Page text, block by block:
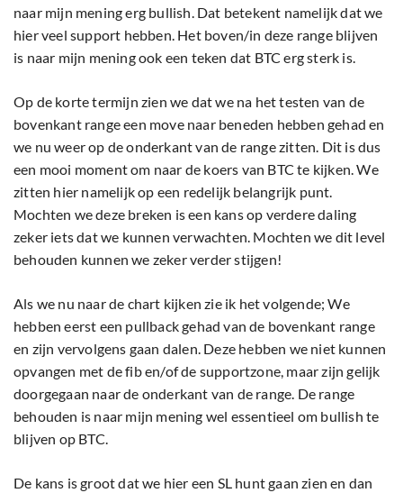
naar mijn mening erg bullish. Dat betekent namelijk dat we
hier veel support hebben. Het boven/in deze range blijven
is naar mijn mening ook een teken dat BTC erg sterk is.
Op de korte termijn zien we dat we na het testen van de
bovenkant range een move naar beneden hebben gehad en
we nu weer op de onderkant van de range zitten. Dit is dus
een mooi moment om naar de koers van BTC te kijken. We
zitten hier namelijk op een redelijk belangrijk punt.
Mochten we deze breken is een kans op verdere daling
zeker iets dat we kunnen verwachten. Mochten we dit level
behouden kunnen we zeker verder stijgen!
Als we nu naar de chart kijken zie ik het volgende; We
hebben eerst een pullback gehad van de bovenkant range
en zijn vervolgens gaan dalen. Deze hebben we niet kunnen
opvangen met de fib en/of de supportzone, maar zijn gelijk
doorgegaan naar de onderkant van de range. De range
behouden is naar mijn mening wel essentieel om bullish te
blijven op BTC.
De kans is groot dat we hier een SL hunt gaan zien en dan